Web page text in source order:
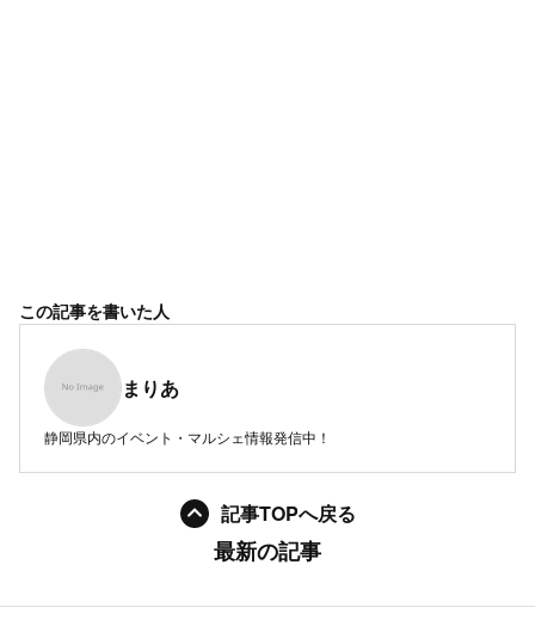
この記事を書いた人
まりあ
静岡県内のイベント・マルシェ情報発信中！
記事TOPへ戻る
最新の記事